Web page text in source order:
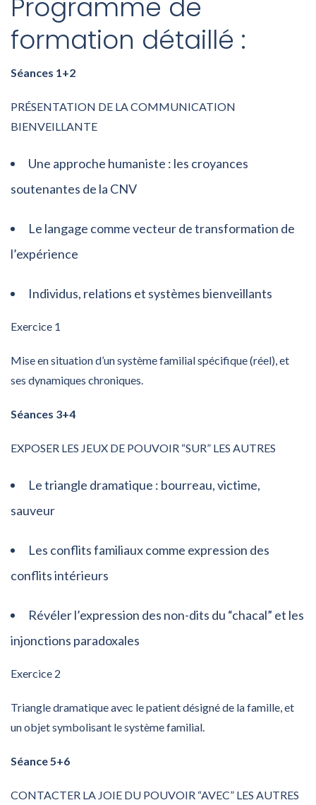
Programme de
formation détaillé :
Séances 1+2
PRÉSENTATION DE LA COMMUNICATION
BIENVEILLANTE
Une approche humaniste : les croyances
soutenantes de la CNV
Le langage comme vecteur de transformation de
l’expérience
Individus, relations et systèmes bienveillants
Exercice 1
Mise en situation d’un système familial spécifique (réel), et
ses dynamiques chroniques.
Séances 3+4
EXPOSER LES JEUX DE POUVOIR “SUR” LES AUTRES
Le triangle dramatique : bourreau, victime,
sauveur
Les conflits familiaux comme expression des
conflits intérieurs
Révéler l’expression des non-dits du “chacal” et les
injonctions paradoxales
Exercice 2
Triangle dramatique avec le patient désigné de la famille, et
un objet symbolisant le système familial.
Séance 5+6
CONTACTER LA JOIE DU POUVOIR “AVEC” LES AUTRES